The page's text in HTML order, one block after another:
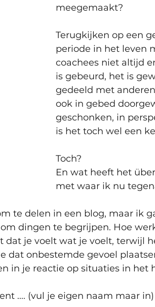
meegemaakt?
Terugkijken op een
periode in het leven
coachees niet altijd
is gebeurd, het is
gedeeld met
ook in gebed
geschonken, in
is het toch wel een
Toch?
En wat heeft het
met waar ik nu
te delen in een blog, maar ik
dingen te begrijpen. Hoe
dat je voelt wat je voelt, terwijl
dat onbestemde gevoel
in je reactie op situaties in het
.... (vul je eigen naam maar